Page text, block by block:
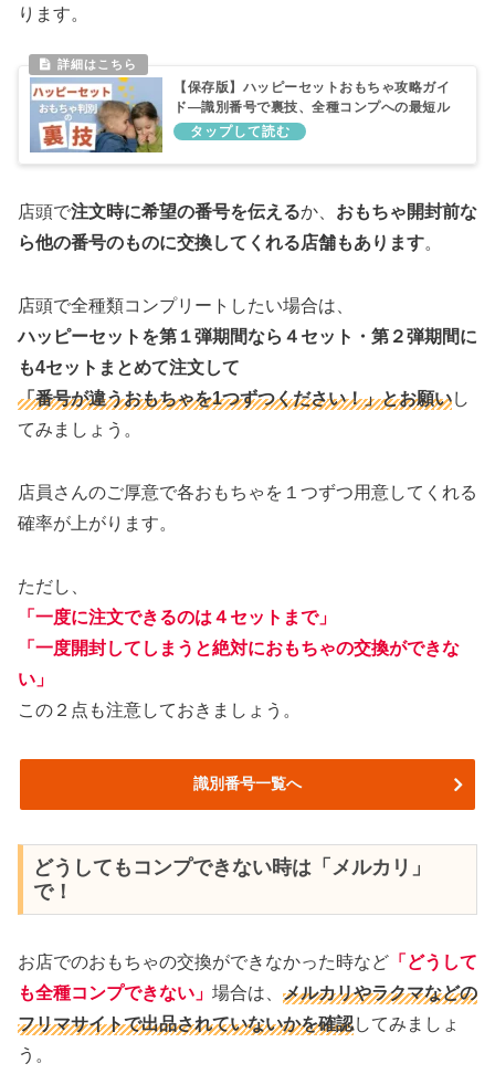
ります。
【保存版】ハッピーセットおもちゃ攻略ガイ
ド―識別番号で裏技、全種コンプへの最短ル
ート
店頭で注文時に希望の番号を伝えるか、 おもちゃ開封前な
ら他の番号のものに交換してくれる店舗もあります。
店頭で全種類コンプリートしたい場合は、
ハッピーセットを第１弾期間なら４セット・第２弾期間に
も4セットまとめて注文して
「番号が違うおもちゃを1つずつください！」とお願いし
てみましょう。
店員さんのご厚意で各おもちゃを１つずつ用意してくれる
確率が上がります。
ただし、
「一度に注文できるのは４セットまで」
「一度開封してしまうと絶対におもちゃの交換ができな
い」
この２点も注意しておきましょう。
識別番号一覧へ
どうしてもコンプできない時は「メルカリ」
で！
お店でのおもちゃの交換ができなかった時など 「どうして
も全種コンプできない」 場合は、 メルカリやラクマなどの
フリマサイトで出品されていないかを確認してみましょ
う。